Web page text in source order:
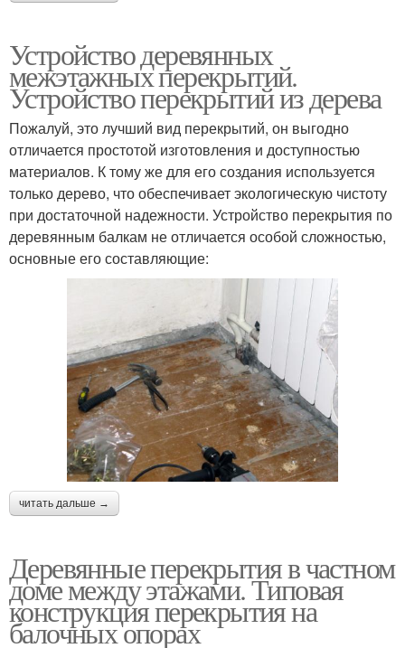
Устройство деревянных
межэтажных перекрытий.
Устройство перекрытий из дерева
Пожалуй, это лучший вид перекрытий, он выгодно
отличается простотой изготовления и доступностью
материалов. К тому же для его создания используется
только дерево, что обеспечивает экологическую чистоту
при достаточной надежности. Устройство перекрытия по
деревянным балкам не отличается особой сложностью,
основные его составляющие:
читать дальше →
Деревянные перекрытия в частном
доме между этажами. Типовая
конструкция перекрытия на
балочных опорах